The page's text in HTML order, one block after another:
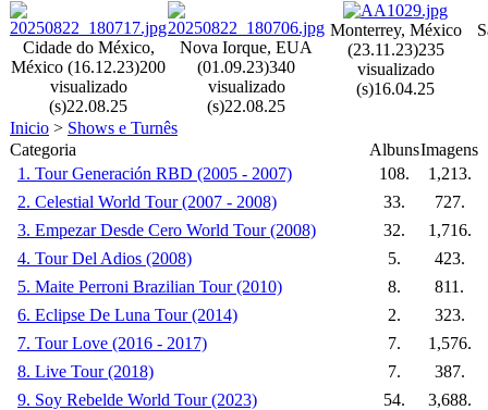
Cidade do México,
México (16.12.23)200
visualizado
(s)22.08.25
Nova Iorque, EUA
(01.09.23)340
visualizado
(s)22.08.25
Monterrey, México
(23.11.23)235
visualizado
(s)16.04.25
Inicio > Shows e Turnês
Categoria
AlbunsImagens
1. Tour Generación RBD (2005 - 2007)
108.
1,213.
2. Celestial World Tour (2007 - 2008)
33.
727.
3. Empezar Desde Cero World Tour (2008)
32.
1,716.
4. Tour Del Adios (2008)
5.
423.
5. Maite Perroni Brazilian Tour (2010)
8.
811.
6. Eclipse De Luna Tour (2014)
2.
323.
7. Tour Love (2016 - 2017)
7.
1,576.
8. Live Tour (2018)
7.
387.
9. Soy Rebelde World Tour (2023)
54.
3,688.